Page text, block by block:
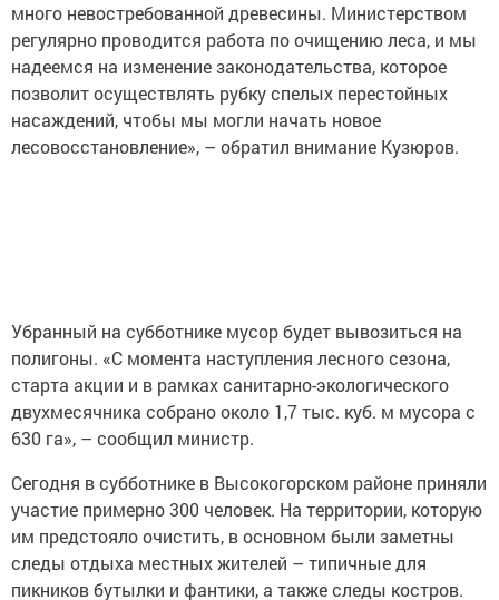
много невостребованной древесины. Министерством
регулярно проводится работа по очищению леса, и мы
надеемся на изменение законодательства, которое
позволит осуществлять рубку спелых перестойных
насаждений, чтобы мы могли начать новое
лесовосстановление», – обратил внимание Кузюров.
Убранный на субботнике мусор будет вывозиться на
полигоны. «С момента наступления лесного сезона,
старта акции и в рамках санитарно-экологического
двухмесячника собрано около 1,7 тыс. куб. м мусора с
630 га», – сообщил министр.
Сегодня в субботнике в Высокогорском районе приняли
участие примерно 300 человек. На территории, которую
им предстояло очистить, в основном были заметны
следы отдыха местных жителей – типичные для
пикников бутылки и фантики, а также следы костров.